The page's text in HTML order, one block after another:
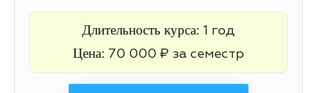
Длительность курса: 1 год
Цена: 70 000 ₽ за семестр